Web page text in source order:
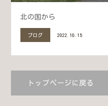
北の国から
ブログ 2022.10.15
トップページに戻る